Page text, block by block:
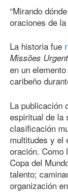
“Mirando
oraciones de
La historia fue
Missões
en un
caribeño
La publicación
espiritual de la
clasificación
multitudes y el
oración. Como
Copa del
talento;
organización